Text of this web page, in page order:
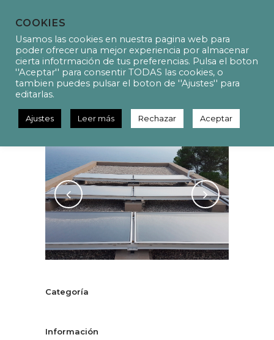
P12025 Instalación solar
térmica
Categoría
Información
COOKIES
Usamos las cookies en nuestra pagina web para
poder ofrecer una mejor experiencia por almacenar
cierta infotrmación de tus preferencias. Pulsa el boton
''Aceptar'' para consentir TODAS las cookies, o
tambien puedes pulsar el boton de ''Ajustes'' para
editarlas.
Ajustes Leer más Rechazar Aceptar